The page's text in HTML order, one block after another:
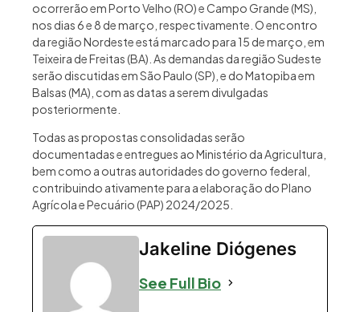
ocorrerão em Porto Velho (RO) e Campo Grande (MS),
nos dias 6 e 8 de março, respectivamente. O encontro
da região Nordeste está marcado para 15 de março, em
Teixeira de Freitas (BA). As demandas da região Sudeste
serão discutidas em São Paulo (SP), e do Matopiba em
Balsas (MA), com as datas a serem divulgadas
posteriormente.
Todas as propostas consolidadas serão
documentadas e entregues ao Ministério da Agricultura,
bem como a outras autoridades do governo federal,
contribuindo ativamente para a elaboração do Plano
Agrícola e Pecuário (PAP) 2024/2025.
Jakeline Diógenes
See Full Bio